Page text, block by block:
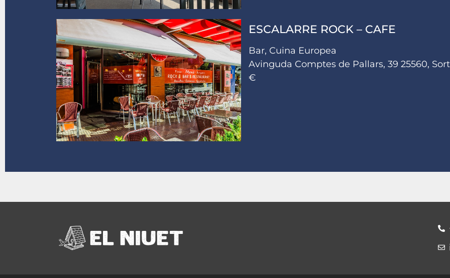
ESCALARRE ROCK – CAFE
Bar, Cuina Europea
Avinguda Comptes de Pallars, 39 25560,
€